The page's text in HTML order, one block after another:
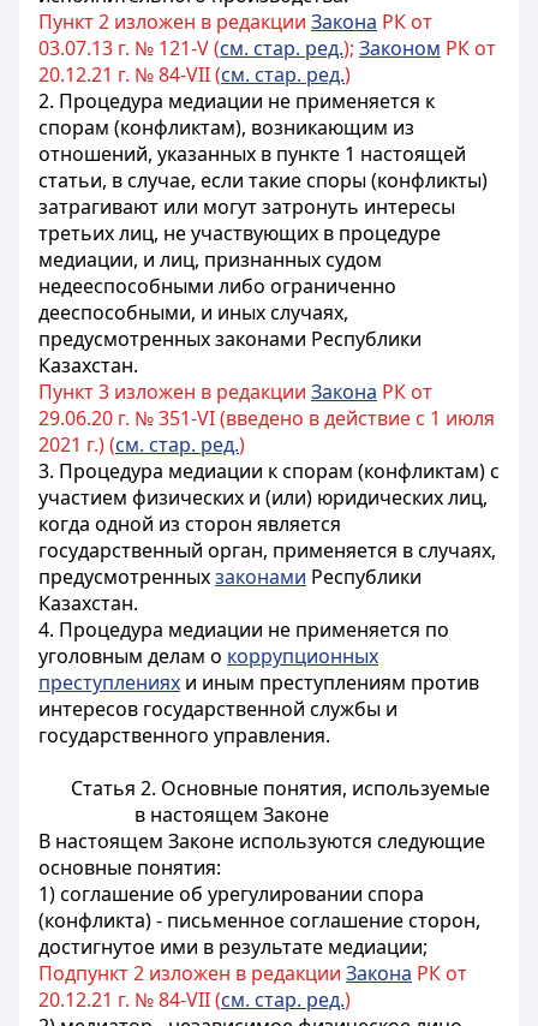
Пункт 2 изложен в редакции Закона РК от
03.07.13 г. № 121-V (см. стар. ред.); Законом РК от
20.12.21 г. № 84-VII (см. стар. ред.)
2. Процедура медиации не применяется к
спорам (конфликтам), возникающим из
отношений, указанных в пункте 1 настоящей
статьи, в случае, если такие споры (конфликты)
затрагивают или могут затронуть интересы
третьих лиц, не участвующих в процедуре
медиации, и лиц, признанных судом
недееспособными либо ограниченно
дееспособными, и иных случаях,
предусмотренных законами Республики
Казахстан.
Пункт 3 изложен в редакции Закона РК от
29.06.20 г. № 351-VI (введено в действие с 1 июля
2021 г.) (см. стар. ред.)
3. Процедура медиации к спорам (конфликтам) с
участием физических и (или) юридических лиц,
когда одной из сторон является
государственный орган, применяется в случаях,
предусмотренныхзаконами Республики
Казахстан.
4. Процедура медиации не применяется по
уголовным делам о коррупционных
преступлениях и иным преступлениям против
интересов государственной службы и
государственного управления.
Статья 2. Основные понятия, используемые
в настоящем Законе
В настоящем Законе используются следующие
основные понятия:
1) соглашение об урегулировании спора
(конфликта) - письменное соглашение сторон,
достигнутое ими в результате медиации;
Подпункт 2 изложен в редакции Закона РК от
20.12.21 г. № 84-VII (см. стар. ред.)